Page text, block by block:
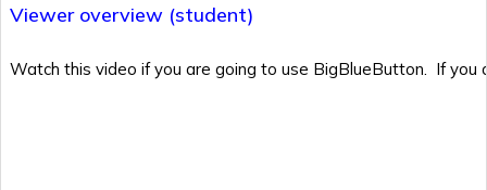
Viewer overview (student)
Watch this video if you are going to use BigBlueButton. If